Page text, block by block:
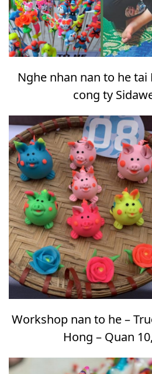
Nghe nhan nan to he
cong ty
Workshop nan to he –
Hong – Quan